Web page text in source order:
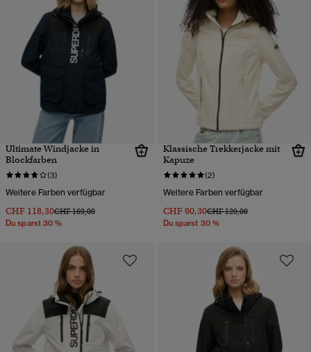
Ultimate Windjacke in
Blockfarben
(3)
Weitere Farben verfügbar
CHF 118,30Preis wurde reduziert von
CHF 169,00bis
Du sparst 30 %
Klassische Trekkerjacke mit
Kapuze
(2)
Weitere Farben verfügbar
CHF 90,30Preis wurde reduziert von
CHF 129,00bis
Du sparst 30 %